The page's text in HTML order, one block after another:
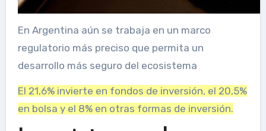
En Argentina aún se trabaja en un marco
regulatorio más preciso que permita un
desarrollo más seguro del ecosistema
El 21,6% invierte en fondos de inversión, el 20,5%
en bolsa y el 8% en otras formas de inversión.